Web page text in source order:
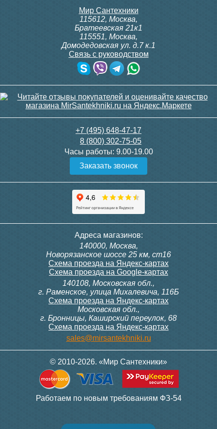
Мир Сантехники
115612, Москва,
Братеевская 21к1
115551, Москва,
Домодедовская ул. д.7 к.1
Связь с руководством
+7 (495) 648-47-17
8 (800) 302-75-05
Часы работы: 9.00-19.00
Заказать звонок
Адреса магазинов:
140000, Москва,
Новорязанское шоссе 25 км, ст16
Схема проезда на Яндекс-картах
Схема проезда на Google-картах
140108, Московская обл.,
г. Раменское, улица Михалевича, 116Б
Схема проезда на Яндекс-картах
Московская обл.,
г. Бронницы, Каширский переулок, 68
Схема проезда на Яндекс-картах
sales@mirsantekhniki.ru
© 2010-2026. «Мир Сантехники»
Работаем по новым требованиям ФЗ-54